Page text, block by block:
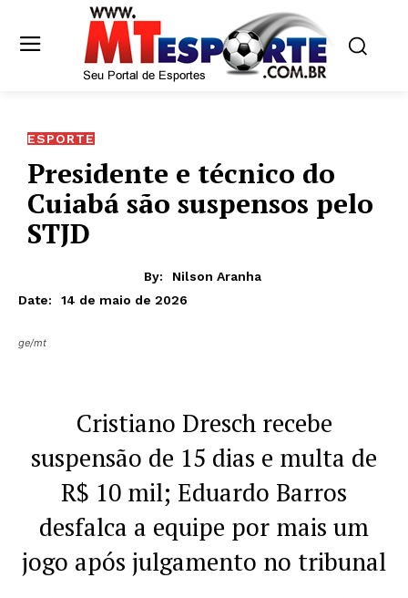
ESPORTE
Presidente e técnico do
Cuiabá são suspensos pelo
STJD
By:
Nilson Aranha
Date:
14 de maio de 2026
ge/mt
Cristiano Dresch recebe
suspensão de 15 dias e multa de
R$ 10 mil; Eduardo Barros
desfalca a equipe por mais um
jogo após julgamento no tribunal